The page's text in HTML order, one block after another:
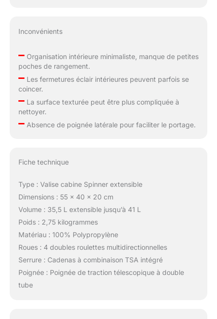
Inconvénients
–Organisation intérieure minimaliste, manque de petites
poches de rangement.
–Les fermetures éclair intérieures peuvent parfois se
coincer.
–La surface texturée peut être plus compliquée à
nettoyer.
–Absence de poignée latérale pour faciliter le portage.
Fiche technique
Type : Valise cabine Spinner extensible
Dimensions : 55 x 40 x 20 cm
Volume : 35,5 L extensible jusqu’à 41 L
Poids : 2,75 kilogrammes
Matériau : 100% Polypropylène
Roues : 4 doubles roulettes multidirectionnelles
Serrure : Cadenas à combinaison TSA intégré
Poignée : Poignée de traction télescopique à double
tube